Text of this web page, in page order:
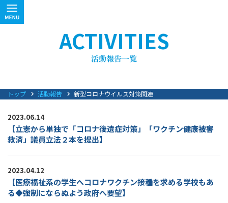
ACTIVITIES
トップ 活動報告 新型コロナウイルス対策関連
2023.06.14
【立憲から単独で「コロナ後遺症対策」「ワクチン健康被害
救済」議員立法２本を提出】
2023.04.12
【医療福祉系の学生へコロナワクチン接種を求める学校もあ
る◆強制にならぬよう政府へ要望】